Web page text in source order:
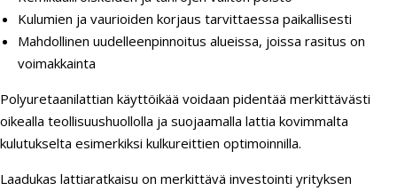
Kulumien ja vaurioiden korjaus tarvittaessa paikallisesti
Mahdollinen uudelleenpinnoitus alueissa, joissa rasitus on
voimakkainta
Polyuretaanilattian käyttöikää voidaan pidentää merkittävästi
oikealla teollisuushuollolla ja suojaamalla lattia kovimmalta
kulutukselta esimerkiksi kulkureittien optimoinnilla.
Laadukas lattiaratkaisu on merkittävä investointi yrityksen